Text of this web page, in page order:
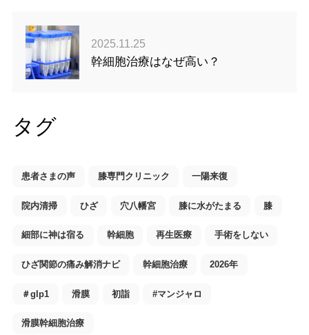
2025.11.25
幹細胞治療はなぜ高い？
タグ
患者さまの声 膝専門クリニック 一陽来復
院内清掃 ひざ 穴八幡宮 膝に水がたまる 膝
細部に神は宿る 幹細胞 再生医療 手術をしない
ひざ関節の痛み解消ナビ 幹細胞治療 2026年
＃glp1 滑膜 初詣 #マンジャロ
滑膜幹細胞治療